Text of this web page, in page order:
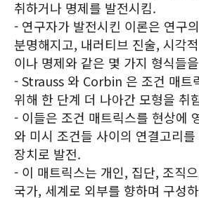
취하거나 명제를 발전시킴.
- 연구자가 발전시킨 이론은 연구
분명해지고, 내러티브 진술, 시각
이나 명제와 같은 몇 가지 형식들
- Strauss 와 Corbin 은 조건 매트
위해 한 단계 더 나아간 모형을 취
- 이들은 조건 매트릭스를 현상에
와 미시 조건들 사이의 연결고리
장치로 발전.
- 이 매트릭스는 개인, 집단, 조직
국가, 세계로 외부를 향하며 구성